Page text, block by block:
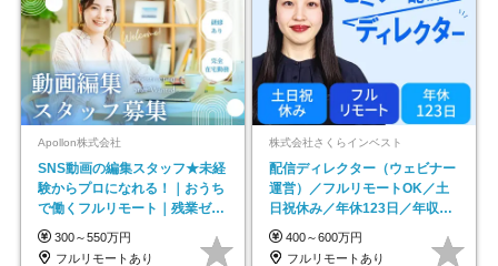
Apollon株式会社
SNS動画の編集スタッフ★未経
験からプロになれる！｜おうち
で働くフルリモート｜残業ゼロ
で18時退勤◎
300～550万円
フルリモートあり
株式会社さくらインベスト
配信ディレクター（ウェビナー
運営）／フルリモートOK／土
日祝休み／年休123日／年収
600万円可
400～600万円
フルリモートあり